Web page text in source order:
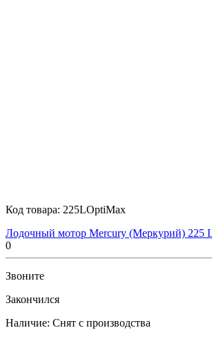
Код товара: 225LOptiMax
Лодочный мотор Mercury (Меркурий) 225
0
Звоните
Закончился
Наличие: Снят с производства